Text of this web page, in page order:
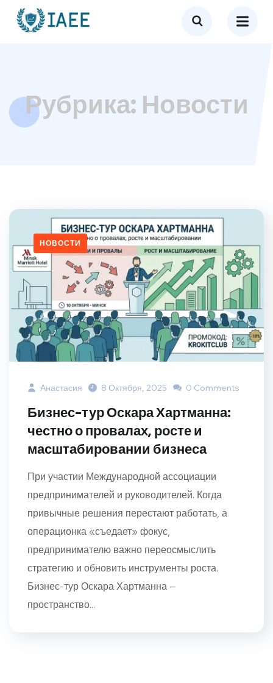
Рубрика: Новости
НОВОСТИ
Анастасия 8 Октября, 2025 0 Comments
Бизнес-тур Оскара Хартманна:
честно о провалах, росте и
масштабировании бизнеса
При участии Международной ассоциации
предпринимателей и руководителей. Когда
привычные решения перестают работать, а
операционка «съедает» фокус,
предпринимателю важно переосмыслить
стратегию и обновить инструменты роста.
Бизнес-тур Оскара Хартманна —
пространство...